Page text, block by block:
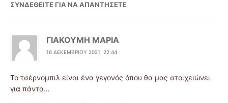
ΣΥΝΔΕΘΕΊΤΕ ΓΙΑ ΝΑ ΑΠΑΝΤΉΣΕΤΕ
ΓΙΑΚΟΥΜΗ ΜΑΡΙΑ
16 ΔΕΚΕΜΒΡΊΟΥ 2021, 22:44
Το τσέρνομπιλ είναι ένα γεγονός όπου θα μας στοιχειώνει
για πάντα…